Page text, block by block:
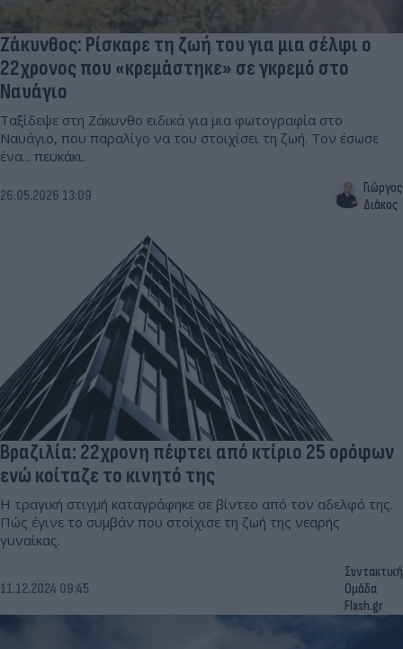
Ζάκυνθος: Ρίσκαρε τη ζωή του για μια σέλφι ο
22χρονος που «κρεμάστηκε» σε γκρεμό στο
Ναυάγιο
Ταξίδεψε στη Ζάκυνθο ειδικά για μια φωτογραφία στο
Ναυάγιο, που παραλίγο να του στοιχίσει τη ζωή. Τον έσωσε
ένα... πευκάκι.
26.05.2026 13:09
Γιώργος
Διάκος
Βραζιλία: 22χρονη πέφτει από κτίριο 25 ορόφων
ενώ κοίταζε το κινητό της
Η τραγική στιγμή καταγράφηκε σε βίντεο από τον αδελφό της.
Πώς έγινε το συμβάν που στοίχισε τη ζωή της νεαρής
γυναίκας.
11.12.2024 09:45
Συντακτική
Ομάδα
Flash.gr